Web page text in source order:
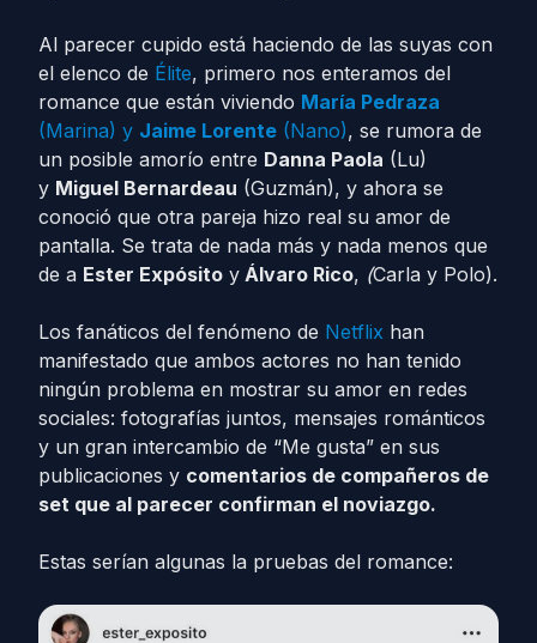
Al parecer cupido está haciendo de las suyas con
el elenco de Élite, primero nos enteramos del
romance que están viviendo María Pedraza
(Marina) y Jaime Lorente (Nano), se rumora de
un posible amorío entre Danna Paola (Lu)
y Miguel Bernardeau (Guzmán), y ahora se
conoció que otra pareja hizo real su amor de
pantalla. Se trata de nada más y nada menos que
de a Ester Expósito y Álvaro Rico, (Carla y Polo).
Los fanáticos del fenómeno de Netflix han
manifestado que ambos actores no han tenido
ningún problema en mostrar su amor en redes
sociales: fotografías juntos, mensajes románticos
y un gran intercambio de “Me gusta” en sus
publicaciones y comentarios de compañeros de
set que al parecer confirman el noviazgo.
Estas serían algunas la pruebas del romance: